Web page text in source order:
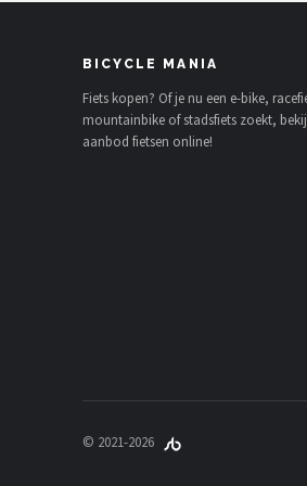
BICYCLE MANIA
Fiets kopen? Of je nu een e-bike,
mountainbike of stadsfiets zoekt,
aanbod fietsen online!
© 2021-2026